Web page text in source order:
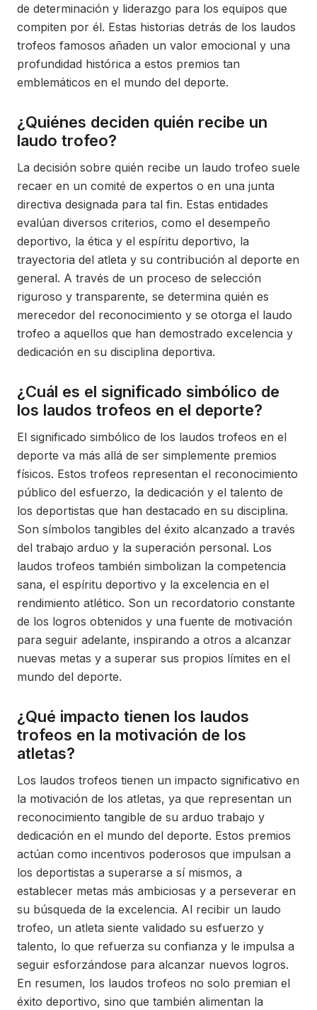
de determinación y liderazgo para los equipos que
compiten por él. Estas historias detrás de los laudos
trofeos famosos añaden un valor emocional y una
profundidad histórica a estos premios tan
emblemáticos en el mundo del deporte.
¿Quiénes deciden quién recibe un
laudo trofeo?
La decisión sobre quién recibe un laudo trofeo suele
recaer en un comité de expertos o en una junta
directiva designada para tal fin. Estas entidades
evalúan diversos criterios, como el desempeño
deportivo, la ética y el espíritu deportivo, la
trayectoria del atleta y su contribución al deporte en
general. A través de un proceso de selección
riguroso y transparente, se determina quién es
merecedor del reconocimiento y se otorga el laudo
trofeo a aquellos que han demostrado excelencia y
dedicación en su disciplina deportiva.
¿Cuál es el significado simbólico de
los laudos trofeos en el deporte?
El significado simbólico de los laudos trofeos en el
deporte va más allá de ser simplemente premios
físicos. Estos trofeos representan el reconocimiento
público del esfuerzo, la dedicación y el talento de
los deportistas que han destacado en su disciplina.
Son símbolos tangibles del éxito alcanzado a través
del trabajo arduo y la superación personal. Los
laudos trofeos también simbolizan la competencia
sana, el espíritu deportivo y la excelencia en el
rendimiento atlético. Son un recordatorio constante
de los logros obtenidos y una fuente de motivación
para seguir adelante, inspirando a otros a alcanzar
nuevas metas y a superar sus propios límites en el
mundo del deporte.
¿Qué impacto tienen los laudos
trofeos en la motivación de los
atletas?
Los laudos trofeos tienen un impacto significativo en
la motivación de los atletas, ya que representan un
reconocimiento tangible de su arduo trabajo y
dedicación en el mundo del deporte. Estos premios
actúan como incentivos poderosos que impulsan a
los deportistas a superarse a sí mismos, a
establecer metas más ambiciosas y a perseverar en
su búsqueda de la excelencia. Al recibir un laudo
trofeo, un atleta siente validado su esfuerzo y
talento, lo que refuerza su confianza y le impulsa a
seguir esforzándose para alcanzar nuevos logros.
En resumen, los laudos trofeos no solo premian el
éxito deportivo, sino que también alimentan la